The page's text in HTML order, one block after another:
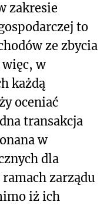
zakresie
to
ze zbycia
w
każdą
oceniać
transakcja
w
dla
zarządu
iż ich